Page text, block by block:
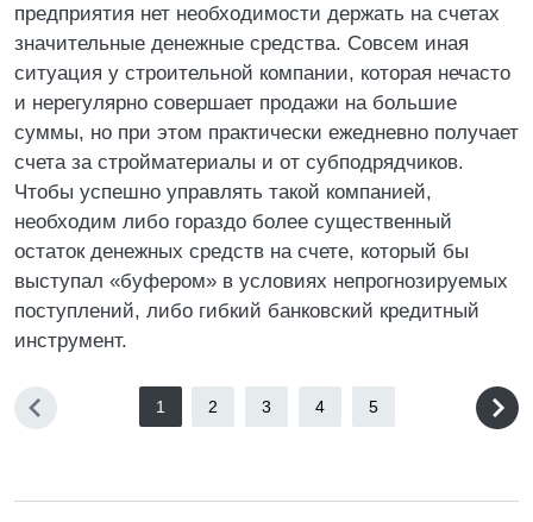
предприятия нет необходимости держать на счетах
значительные денежные средства. Совсем иная
ситуация у строительной компании, которая нечасто
и нерегулярно совершает продажи на большие
суммы, но при этом практически ежедневно получает
счета за стройматериалы и от субподрядчиков.
Чтобы успешно управлять такой компанией,
необходим либо гораздо более существенный
остаток денежных средств на счете, который бы
выступал «буфером» в условиях непрогнозируемых
поступлений, либо гибкий банковский кредитный
инструмент.
1 2 3 4 5